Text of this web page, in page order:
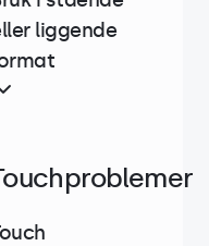
liggende